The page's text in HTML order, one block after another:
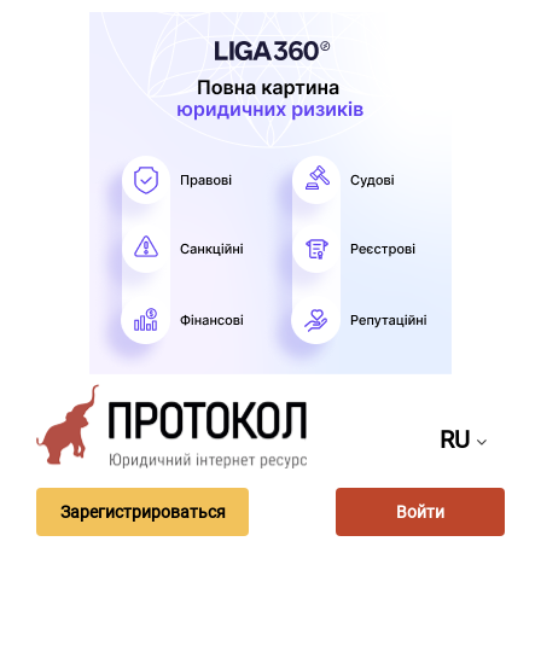
RU
Зарегистрироваться Войти